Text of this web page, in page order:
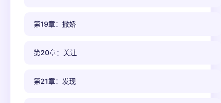
第19章：撒娇
第20章：关注
第21章：发现